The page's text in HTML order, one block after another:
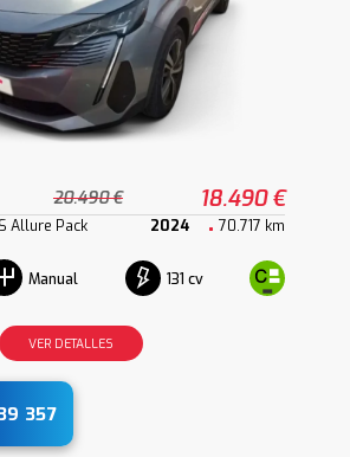
20.490 € 18.490 €
Allure Pack 2024 70.717 km
Manual 131 cv
VER DETALLES
357